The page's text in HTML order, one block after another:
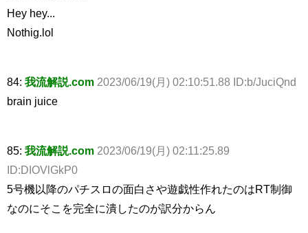
Hey hey...
Nothig.lol
84: 我流解説.com 2023/06/19(月) 02:10:51.88 ID:b/JuciQnd
brain juice
85: 我流解説.com 2023/06/19(月) 02:11:25.89
ID:DIOVlGkP0
5号機以降のパチスロの面白さや遊戯性作れたのはRT制御
なのにそこを完全に潰したのが訳分からん